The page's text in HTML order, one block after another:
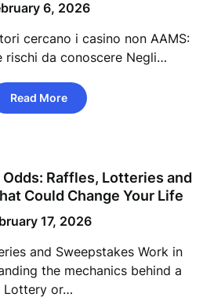
6, 2026
cercano i casino non AAMS:
rischi da conoscere Negli…
Read More
Raffles, Lotteries and
Could Change Your Life
17, 2026
and Sweepstakes Work in
the mechanics behind a
Lottery or…